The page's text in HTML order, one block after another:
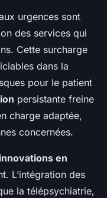
urgences sont
des services qui
Cette surcharge
dans la
pour le patient
persistante freine
charge adaptée,
concernées.
innovations en
L’intégration des
la télépsychiatrie,